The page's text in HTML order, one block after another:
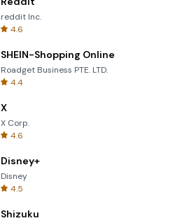
reddit Inc.
4.6
SHEIN-Shopping Online
Roadget Business PTE. LTD.
4.4
X
X Corp.
4.6
Disney+
Disney
4.5
Shizuku